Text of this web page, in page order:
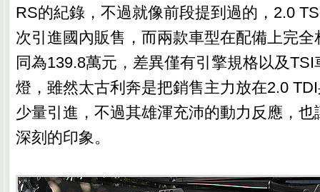
RS的紀錄，不過就像前段提到過的，2.0
次引進國內販售，而兩款車型在配備上完
同為139.8萬元，差異僅有引擎規格以及
燈，雖然太古利奔是把銷售主力放在2.0
少量引進，不過其雄渾充沛的動力反應，
深刻的印象。